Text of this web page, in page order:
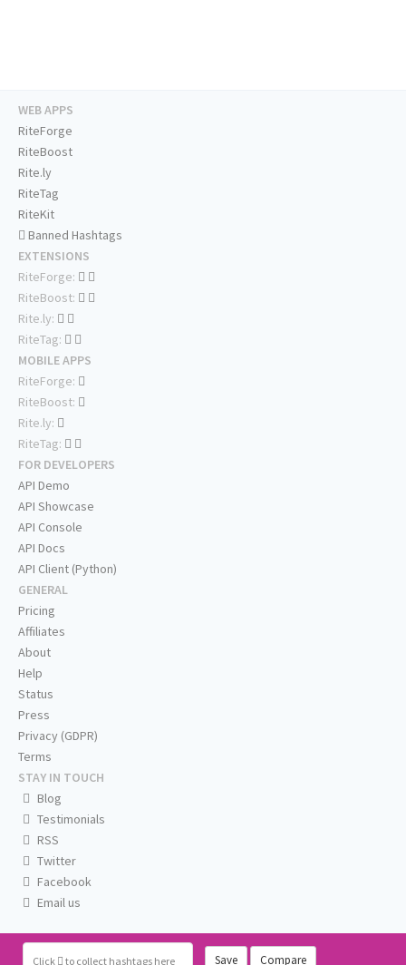
Click to collect hashtags here Save Compare
WEB APPS
RiteForge
RiteBoost
Rite.ly
RiteTag
RiteKit
Banned Hashtags
EXTENSIONS
RiteForge:
RiteBoost:
Rite.ly:
RiteTag:
MOBILE APPS
RiteForge:
RiteBoost:
Rite.ly:
RiteTag:
FOR DEVELOPERS
API Demo
API Showcase
API Console
API Docs
API Client (Python)
GENERAL
Pricing
Affiliates
About
Help
Status
Press
Privacy (GDPR)
Terms
STAY IN TOUCH
Blog
Testimonials
RSS
Twitter
Facebook
Email us